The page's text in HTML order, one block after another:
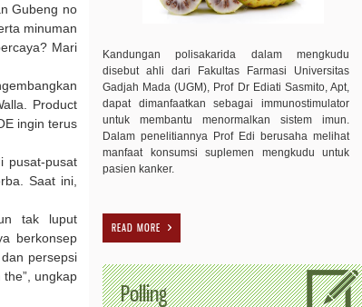
Gubeng no
minuman
Mari
Product
ingin terus
pusat-pusat
Saat ini,
tak luput
berkonsep
persepsi
ungkap
Kandungan polisakarida dalam mengkudu
disebut ahli dari Fakultas Farmasi Universitas
Gadjah Mada (UGM), Prof Dr Ediati Sasmito, Apt,
dapat dimanfaatkan sebagai immunostimulator
untuk membantu menormalkan sistem imun.
Dalam penelitiannya Prof Edi berusaha melihat
manfaat konsumsi suplemen mengkudu untuk
pasien kanker.
READ MORE
Polling